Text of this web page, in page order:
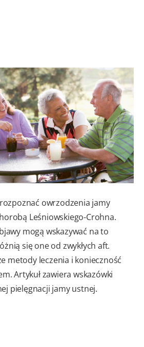
PL
owrzodzenia jamy
Leśniowskiego-Crohna.
mogą wskazywać na to
się one od zwykłych aft.
metody leczenia i konieczność
Artykuł zawiera wskazówki
pielęgnacji jamy ustnej.